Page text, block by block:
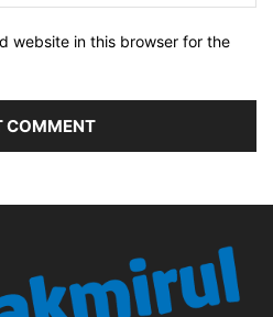
website in this browser for the